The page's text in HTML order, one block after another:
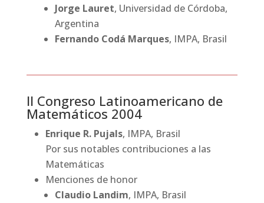
Jorge Lauret, Universidad de Córdoba,
Argentina
Fernando Codá Marques, IMPA, Brasil
II Congreso Latinoamericano de
Matemáticos 2004
Enrique R. Pujals, IMPA, Brasil
Por sus notables contribuciones a las
Matemáticas
Menciones de honor
Claudio Landim, IMPA, Brasil